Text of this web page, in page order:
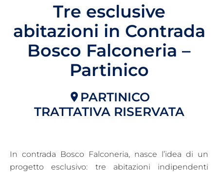
Tre esclusive
abitazioni in Contrada
Bosco Falconeria –
Partinico
PARTINICO
TRATTATIVA RISERVATA
In contrada Bosco Falconeria, nasce l’idea di un
progetto esclusivo: tre abitazioni indipendenti